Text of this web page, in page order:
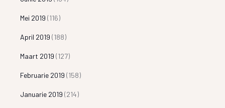
Mei 2019 (116)
April 2019 (188)
Maart 2019 (127)
Februarie 2019 (158)
Januarie 2019 (214)